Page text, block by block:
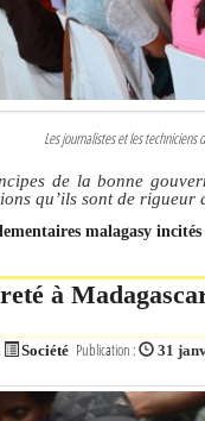
Les journalistes et les
de la bonne
qu’ils sont de
malagasy
à
Société Publication : 31